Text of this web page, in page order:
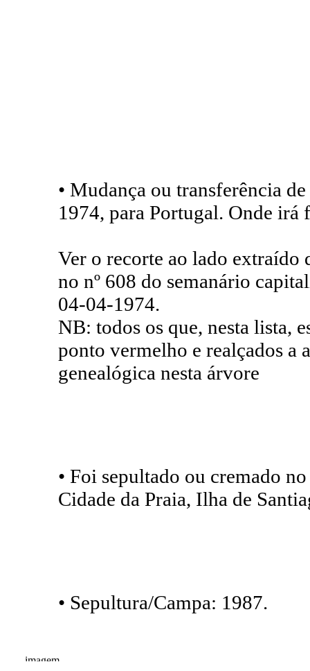
• Mudança ou transferência
1974, para Portugal. Onde irá
Ver o recorte ao lado extraído
no nº 608 do semanário
04-04-1974.
NB: todos os que, nesta lista,
ponto vermelho e realçados a
genealógica nesta árvore
• Foi sepultado ou cremado
Cidade da Praia, Ilha de
• Sepultura/Campa: 1987.